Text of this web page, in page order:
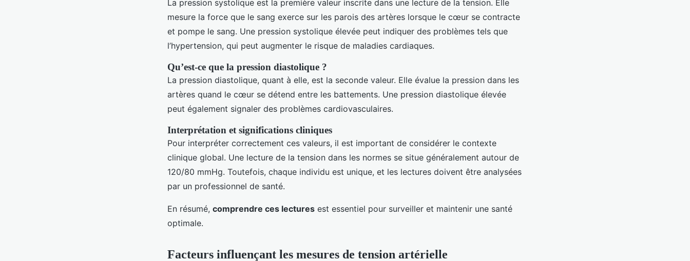
La pression systolique est la première valeur inscrite dans une lecture de la tension. Elle
mesure la force que le sang exerce sur les parois des artères lorsque le cœur se contracte
et pompe le sang. Une pression systolique élevée peut indiquer des problèmes tels que
l’hypertension, qui peut augmenter le risque de maladies cardiaques.
Qu’est-ce que la pression diastolique ?
La pression diastolique, quant à elle, est la seconde valeur. Elle évalue la pression dans les
artères quand le cœur se détend entre les battements. Une pression diastolique élevée
peut également signaler des problèmes cardiovasculaires.
Interprétation et significations cliniques
Pour interpréter correctement ces valeurs, il est important de considérer le contexte
clinique global. Une lecture de la tension dans les normes se situe généralement autour de
120/80 mmHg. Toutefois, chaque individu est unique, et les lectures doivent être analysées
par un professionnel de santé.
En résumé, comprendre ces lectures est essentiel pour surveiller et maintenir une santé
optimale.
Facteurs influençant les mesures de tension artérielle